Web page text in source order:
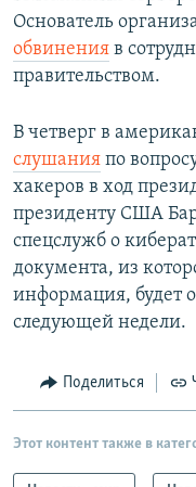
Основатель
обвинения в
правительством.
В четверг в
слушания по
хакеров в ход
президенту США
спецслужб о
документа, из
информация, будет
следующей недели.
Поделиться
Этот контент также в